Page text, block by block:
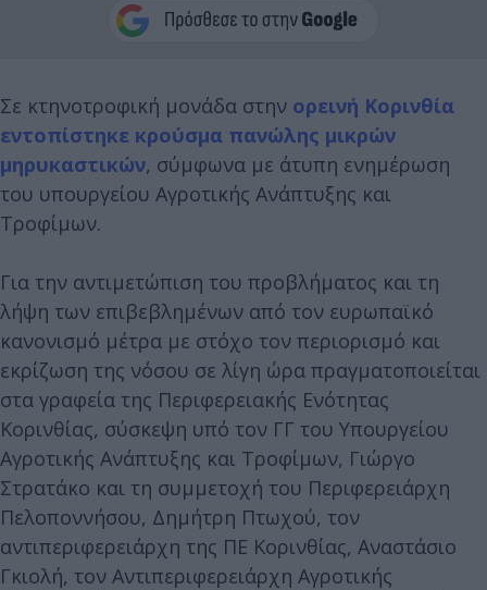
Σε κτηνοτροφική μονάδα στην ορεινή Κορινθία
εντοπίστηκε κρούσμα πανώλης μικρών
μηρυκαστικών, σύμφωνα με άτυπη ενημέρωση
του υπουργείου Αγροτικής Ανάπτυξης και
Τροφίμων.
Για την αντιμετώπιση του προβλήματος και τη
λήψη των επιβεβλημένων από τον ευρωπαϊκό
κανονισμό μέτρα με στόχο τον περιορισμό και
εκρίζωση της νόσου σε λίγη ώρα πραγματοποιείται
στα γραφεία της Περιφερειακής Ενότητας
Κορινθίας, σύσκεψη υπό τον ΓΓ του Υπουργείου
Αγροτικής Ανάπτυξης και Τροφίμων, Γιώργο
Στρατάκο και τη συμμετοχή του Περιφερειάρχη
Πελοποννήσου, Δημήτρη Πτωχού, τον
αντιπεριφερειάρχη της ΠΕ Κορινθίας, Αναστάσιο
Γκιολή, τον Αντιπεριφερειάρχη Αγροτικής